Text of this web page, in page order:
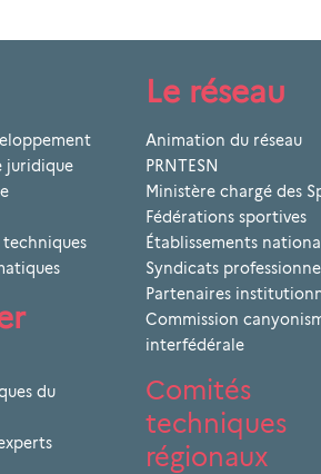
juridique
techniques
du
Le réseau
Animation du réseau
PRNTESN
Ministère chargé des
Fédérations sportives
Établissements
Syndicats
Partenaires
Commission
interfédérale
Comités
techniques
régionaux